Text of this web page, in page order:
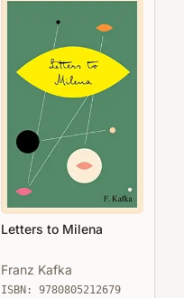
Letters to Milena
Franz Kafka
ISBN: 9780805212679